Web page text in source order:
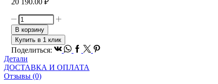
20 190.00 ₽
Количество
товара
Комплект
теплого
пола
(мат)
Electrolux
EEM
В корзину
Купить в 1 клик
Поделиться: Vk Whatsapp
Facebook
TwitterPinterest
Детали
ДОСТАВКА И ОПЛАТА
Отзывы (0)